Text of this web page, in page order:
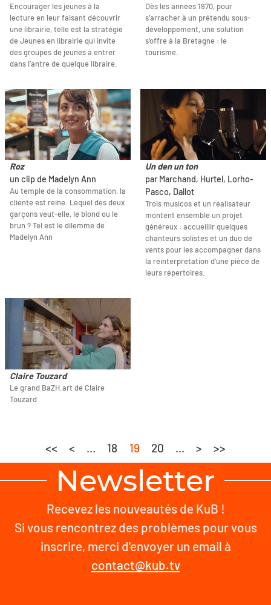
Encourager les jeunes à la
lecture en leur faisant découvrir
une librairie, telle est la stratégie
de Jeunes en librairie qui invite
des groupes de jeunes à entrer
dans l’antre de quelque libraire.
Dès les années 1970, pour
s’arracher à un prétendu sous-
développement, une solution
s’offre à la Bretagne : le
tourisme.
Roz
un clip de Madelyn Ann
Au temple de la consommation, la
cliente est reine. Lequel des deux
garçons veut-elle, le blond ou le
brun ? Tel est le dilemme de
Madelyn Ann
Un den un ton
par Marchand, Hurtel, Lorho-
Pasco, Dallot
Trois musicos et un réalisateur
montent ensemble un projet
généreux : accueillir quelques
chanteurs solistes et un duo de
vents pour les accompagner dans
la réinterprétation d’une pièce de
leurs répertoires.
Claire Touzard
Le grand BaZH.art de Claire
Touzard
<< < ... 18 19 20 ... > >>
Newsletter
Recevez les nouveautés de KuB !
Si vous rencontrez des problèmes pour vous
inscrire, merci d'envoyer un email à
contact@kub.tv